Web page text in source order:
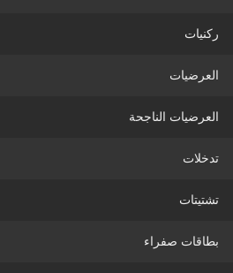
ركنيات
العرضيات
العرضيات الناجحة
تدخلات
تشتيتات
بطاقات صفراء